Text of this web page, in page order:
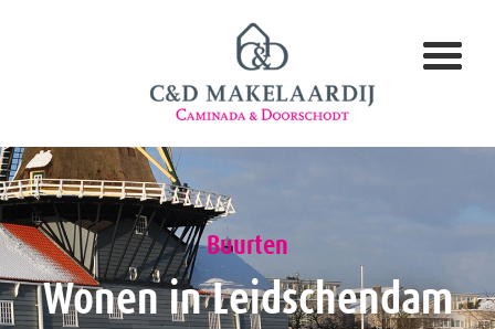
Buurten
Wonen in Leidschendam